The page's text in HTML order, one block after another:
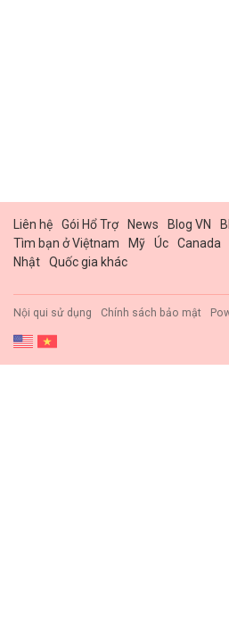
Liên hệ Gói Hổ Trợ News Blog VN
Tìm bạn ở Việtnam
Mỹ Úc Canada
Nhật
Quốc gia khác
Nội qui sử dụng Chính sách bảo mật